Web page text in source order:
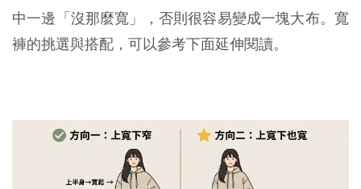
中一邊「沒那麼寬」，否則很容易變成一塊大布。寬
褲的挑選與搭配，可以參考下面延伸閱讀。